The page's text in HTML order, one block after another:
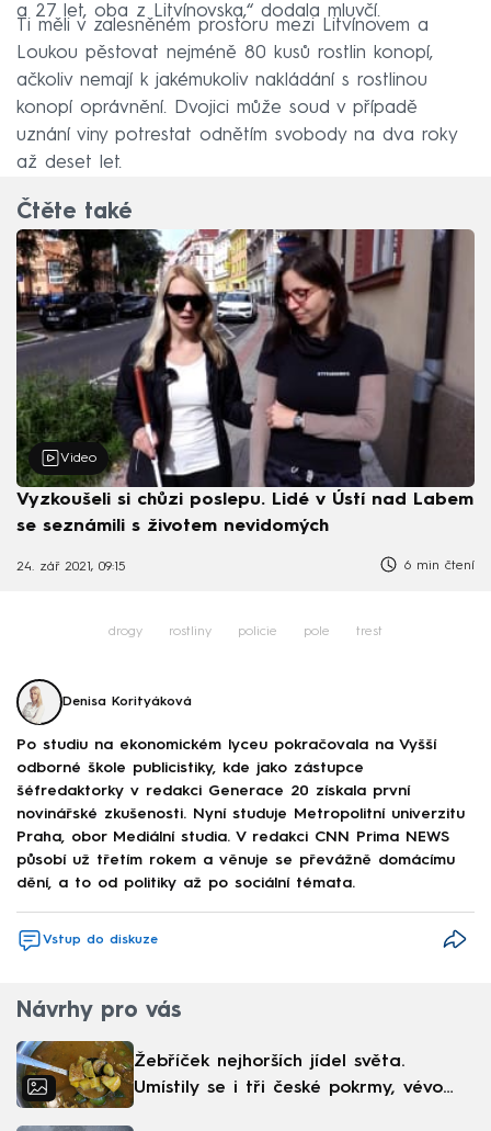
a 27 let, oba z Litvínovska,“ dodala mluvčí.
Ti měli v zalesněném prostoru mezi Litvínovem a
Loukou pěstovat nejméně 80 kusů rostlin konopí,
ačkoliv nemají k jakémukoliv nakládání s rostlinou
konopí oprávnění. Dvojici může soud v případě
uznání viny potrestat odnětím svobody na dva roky
až deset let.
Čtěte také
Video
Vyzkoušeli si chůzi poslepu. Lidé v Ústí nad Labem
se seznámili s životem nevidomých
24. zář 2021, 09:15 6 min čtení
drogy rostliny policie pole trest
Denisa Korityáková
Po studiu na ekonomickém lyceu pokračovala na Vyšší
odborné škole publicistiky, kde jako zástupce
šéfredaktorky v redakci Generace 20 získala první
novinářské zkušenosti. Nyní studuje Metropolitní univerzitu
Praha, obor Mediální studia. V redakci CNN Prima NEWS
působí už třetím rokem a věnuje se převážně domácímu
dění, a to od politiky až po sociální témata.
Vstup do diskuze
Návrhy pro vás
Žebříček nejhorších jídel světa.
Umístily se i tři české pokrmy, vévodí